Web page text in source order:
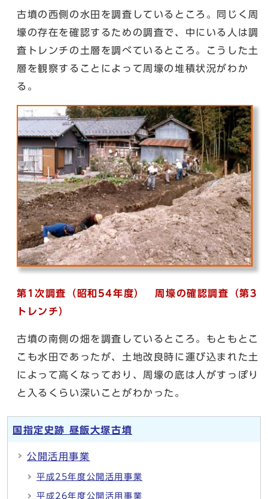
古墳の西側の水田を調査しているところ。同じく周
壕の存在を確認するための調査で、中にいる人は調
査トレンチの土層を調べているところ。こうした土
層を観察することによって周壕の堆積状況がわか
る。
第1次調査（昭和54年度） 周壕の確認調査（第3
トレンチ）
古墳の南側の畑を調査しているところ。もともとこ
こも水田であったが、土地改良時に運び込まれた土
によって高くなっており、周壕の底は人がすっぽり
と入るくらい深いことがわかった。
国指定史跡 昼飯大塚古墳
公開活用事業
平成25年度公開活用事業
平成26年度公開活用事業